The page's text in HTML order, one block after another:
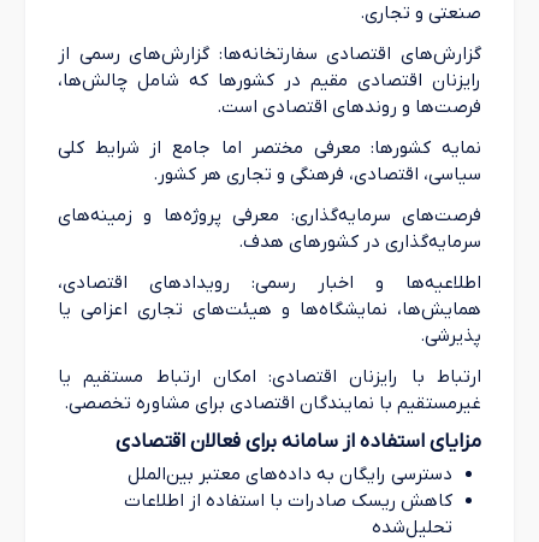
صنعتی و تجاری.
گزارش‌های اقتصادی سفارتخانه‌ها: گزارش‌های رسمی از
رایزنان اقتصادی مقیم در کشورها که شامل چالش‌ها،
فرصت‌ها و روندهای اقتصادی است.
نمایه کشورها: معرفی مختصر اما جامع از شرایط کلی
سیاسی، اقتصادی، فرهنگی و تجاری هر کشور.
فرصت‌های سرمایه‌گذاری: معرفی پروژه‌ها و زمینه‌های
سرمایه‌گذاری در کشورهای هدف.
اطلاعیه‌ها و اخبار رسمی: رویدادهای اقتصادی،
همایش‌ها، نمایشگاه‌ها و هیئت‌های تجاری اعزامی یا
پذیرشی.
ارتباط با رایزنان اقتصادی: امکان ارتباط مستقیم یا
غیرمستقیم با نمایندگان اقتصادی برای مشاوره تخصصی.
مزایای استفاده از سامانه برای فعالان اقتصادی
دسترسی رایگان به داده‌های معتبر بین‌الملل
کاهش ریسک صادرات با استفاده از اطلاعات
تحلیل‌شده